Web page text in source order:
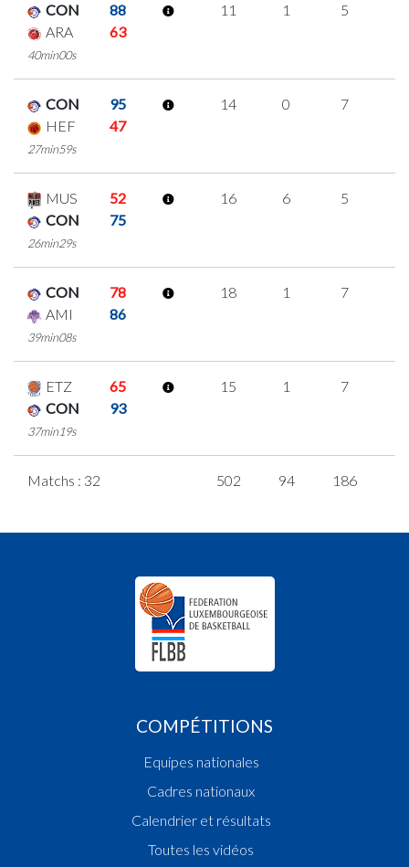
CON
88
ARA
63
40min00s
11 1 5
CON
95
HEF
47
27min59s
14 0 7
MUS
52
CON
75
26min29s
16 6 5
CON
78
AMI
86
39min08s
18 1 7
ETZ
65
CON
93
37min19s
15 1 7
Matchs : 32 502 94 186
COMPÉTITIONS
Equipes nationales
Cadres nationaux
Calendrier et résultats
Toutes les vidéos